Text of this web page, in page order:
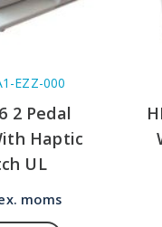
EZZ-000
2 Pedal
Haptic
UL
moms